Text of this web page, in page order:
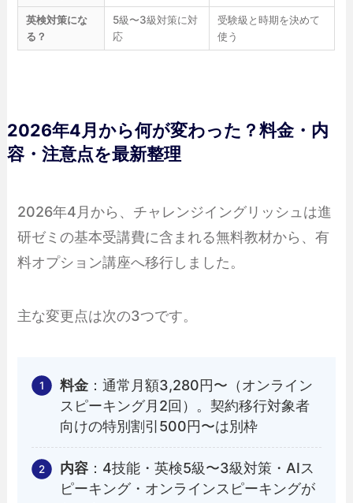
英検対策にな
る？
5級〜3級対策に対
応
受験級と時期を決めて
使う
2026年4月から何が変わった？料金・内
容・注意点を最新整理
2026年4月から、チャレンジイングリッシュは進
研ゼミの基本受講費に含まれる無料教材から、有
料オプション講座へ移行しました。
主な変更点は次の3つです。
料金 ：通常月額3,280円〜（オンライン
スピーキング月2回）。契約移行対象者
向けの特別割引500円〜は別枠
内容 ：4技能・英検5級〜3級対策・AIス
ピーキング・オンラインスピーキングが